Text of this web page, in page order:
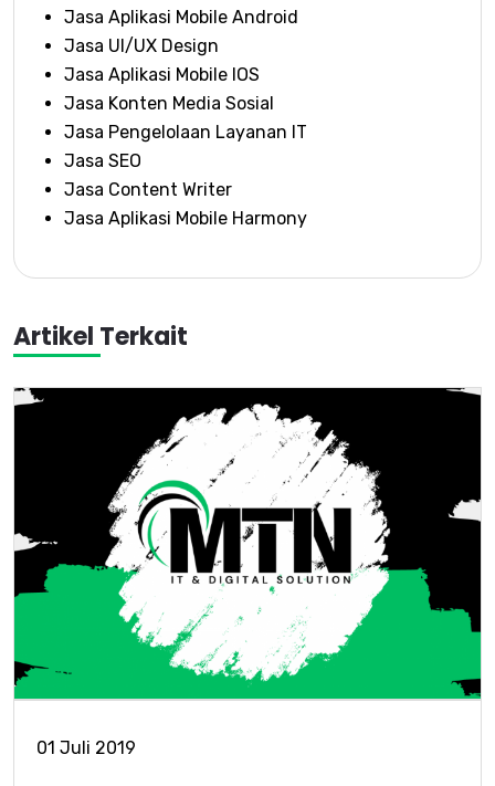
Jasa Aplikasi Mobile Android
Jasa UI/UX Design
Jasa Aplikasi Mobile IOS
Jasa Konten Media Sosial
Jasa Pengelolaan Layanan IT
Jasa SEO
Jasa Content Writer
Jasa Aplikasi Mobile Harmony
Artikel Terkait
01 Juli 2019